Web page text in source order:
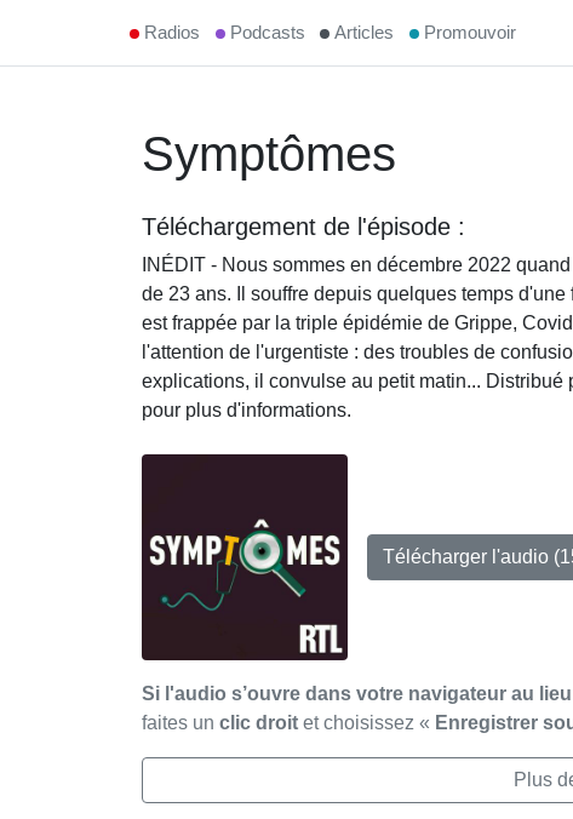
Radios Podcasts Articles Promouvoir
Symptômes
Téléchargement de l'épisode :
INÉDIT - Nous sommes en décembre 2022
de 23 ans. Il souffre depuis quelques temps
est frappée par la triple épidémie de Grippe,
l'attention de l'urgentiste : des troubles de
explications, il convulse au petit matin...
pour plus d'informations.
Télécharger l'audio
Si l'audio s’ouvre dans votre navigateur au
faites un clic droit et choisissez « Enregistrer
Plus